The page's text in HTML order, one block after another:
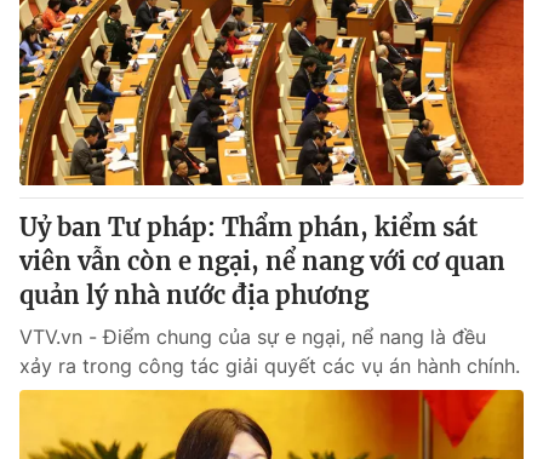
Uỷ ban Tư pháp: Thẩm phán, kiểm sát
viên vẫn còn e ngại, nể nang với cơ quan
quản lý nhà nước địa phương
VTV.vn - Điểm chung của sự e ngại, nể nang là đều
xảy ra trong công tác giải quyết các vụ án hành chính.